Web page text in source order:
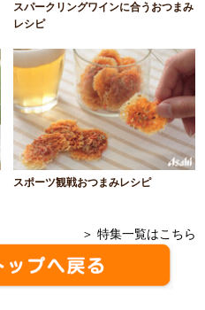
スパークリングワインに合うおつまみ
レシピ
スポーツ観戦おつまみレシピ
＞ 特集一覧はこちら